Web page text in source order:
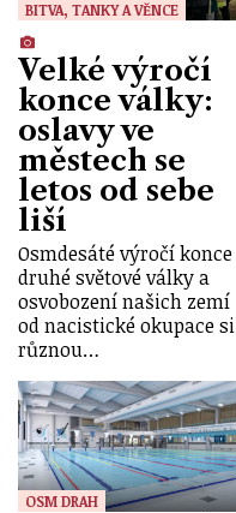
BITVA, TANKY A VĚNCE
Velké výročí
konce války:
oslavy ve
městech se
letos od sebe
liší
Osmdesáté výročí konce
druhé světové války a
osvobození našich zemí
od nacistické okupace si
různou…
OSM DRAH